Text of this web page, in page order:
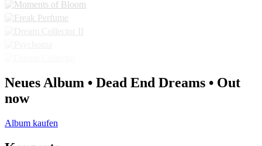
Neues Album • Dead End Dreams • Out
now
Album kaufen